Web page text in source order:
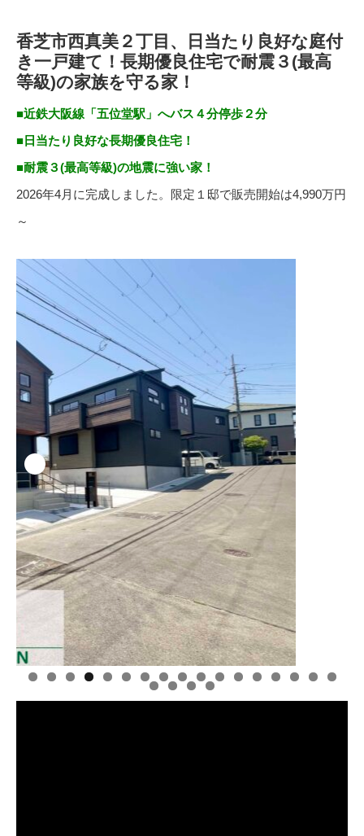
香芝市西真美２丁目、日当たり良好な庭付
き一戸建て！長期優良住宅で耐震３(最高
等級)の家族を守る家！
■近鉄大阪線「五位堂駅」へバス４分停歩２分
■日当たり良好な長期優良住宅！
■耐震３(最高等級)の地震に強い家！
2026年4月に完成しました。限定１邸で販売開始は4,990万円
～